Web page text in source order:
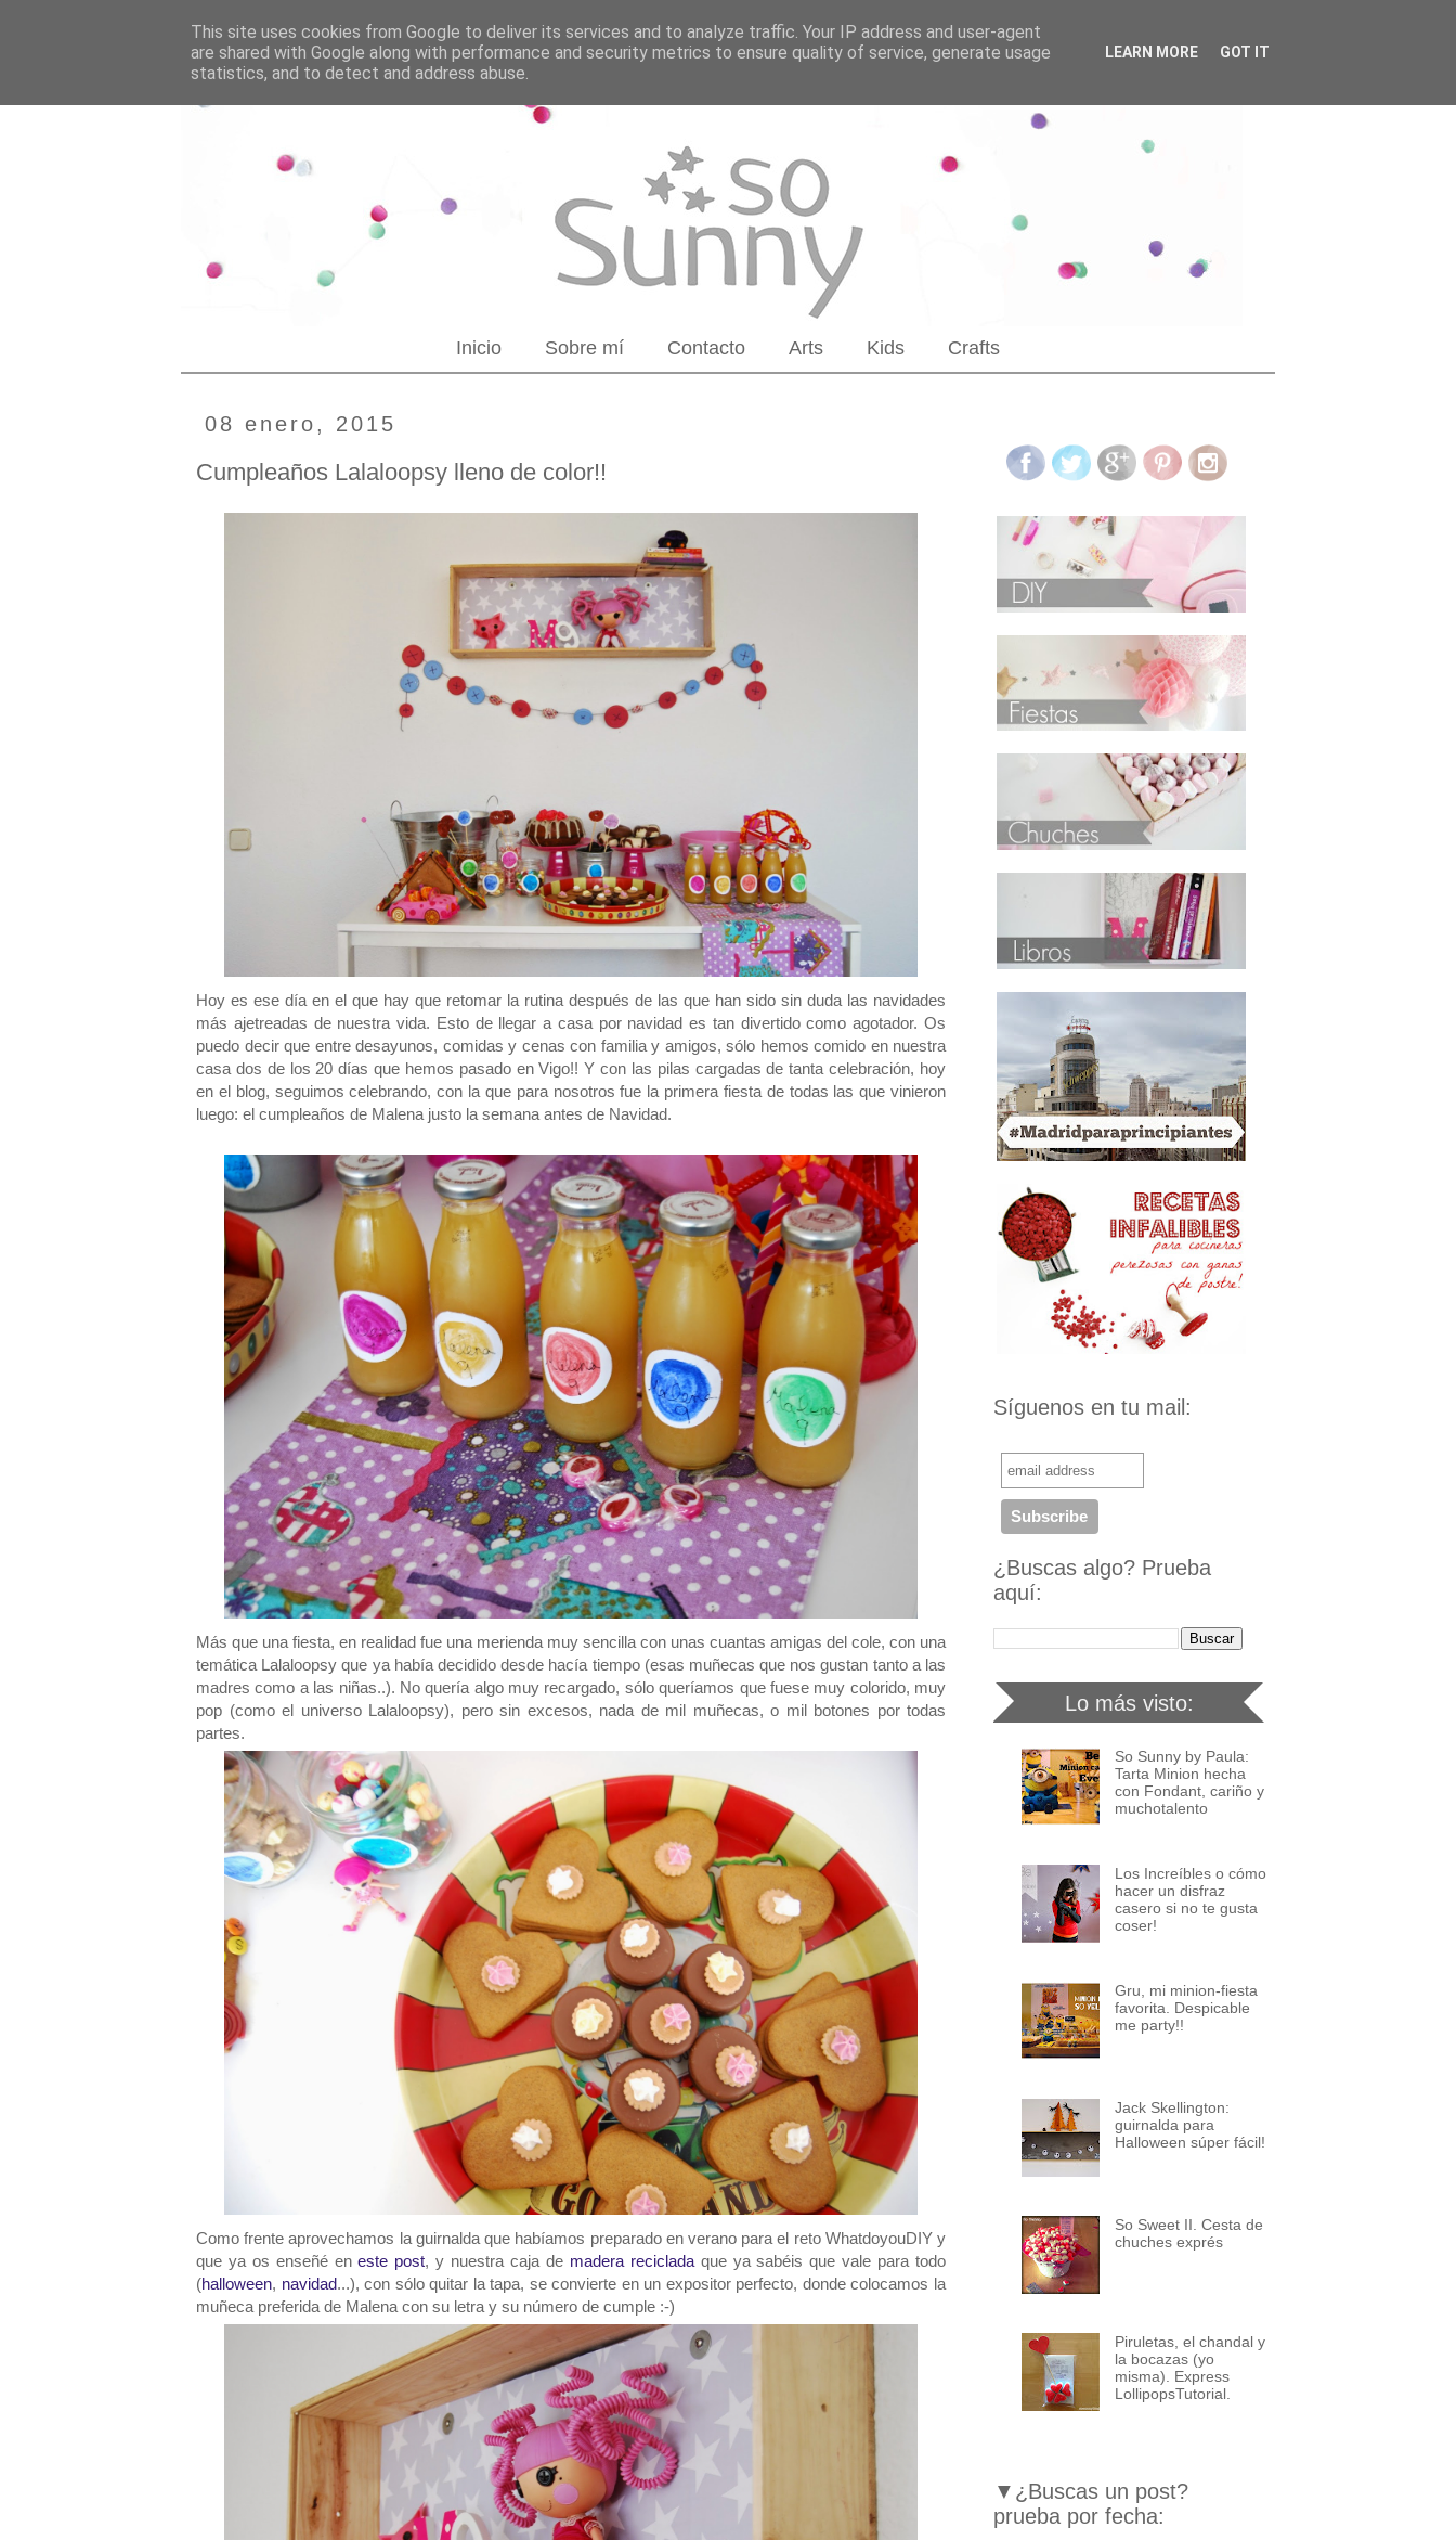
Inicio Sobre mí Contacto Arts Kids Crafts
08 enero, 2015
Cumpleaños Lalaloopsy lleno de color!!
Hoy es ese día en el que hay que retomar la rutina después de las que han sido sin duda las navidades
más ajetreadas de nuestra vida. Esto de llegar a casa por navidad es tan divertido como agotador. Os
puedo decir que entre desayunos, comidas y cenas con familia y amigos, sólo hemos comido en nuestra
casa dos de los 20 días que hemos pasado en Vigo!! Y con las pilas cargadas de tanta celebración, hoy
en el blog, seguimos celebrando, con la que para nosotros fue la primera fiesta de todas las que vinieron
luego: el cumpleaños de Malena justo la semana antes de Navidad.
Más que una fiesta, en realidad fue una merienda muy sencilla con unas cuantas amigas del cole, con una
temática Lalaloopsy que ya había decidido desde hacía tiempo (esas muñecas que nos gustan tanto a las
madres como a las niñas..). No quería algo muy recargado, sólo queríamos que fuese muy colorido, muy
pop (como el universo Lalaloopsy), pero sin excesos, nada de mil muñecas, o mil botones por todas
partes.
Como frente aprovechamos la guirnalda que habíamos preparado en verano para el reto WhatdoyouDIY y
que ya os enseñé eneste post, y nuestra caja de madera recicladaque ya sabéis que vale para todo
(halloween, navidad...), con sólo quitar la tapa, se convierte en un expositor perfecto, dondecolocamos la
muñeca preferida de Malena con su letra y su número de cumple :-)
Síguenos en tu mail:
¿Buscas algo? Prueba
aquí:
Lo más visto:
So Sunny by Paula:
Tarta Minion hecha
con Fondant, cariño y
muchotalento
Los Increíbles o cómo
hacer un disfraz
casero si no te gusta
coser!
Gru, mi minion-fiesta
favorita. Despicable
me party!!
Jack Skellington:
guirnalda para
Halloween súper fácil!
So Sweet II. Cesta de
chuches exprés
Piruletas, el chandal y
la bocazas (yo
misma). Express
LollipopsTutorial.
▼¿Buscas un post?
prueba por fecha:
This site uses cookies from Google to deliver its services and to analyze traffic. Your IP address and user-agent
are shared with Google along with performance and security metrics to ensure quality of service, generate usage
statistics, and to detect and address abuse.
LEARN MORE GOT IT